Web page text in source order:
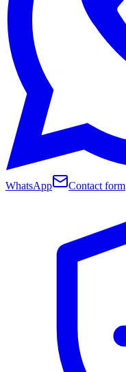
WhatsApp Contact form